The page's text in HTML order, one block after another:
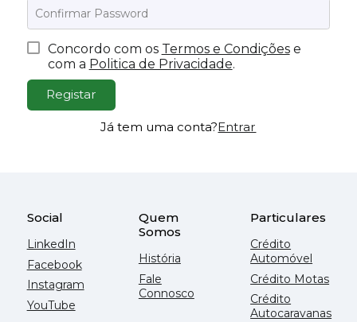
Concordo com os Termos e Condiçõese
com a Politica de Privacidade.
Já tem uma conta?Entrar
Social
LinkedIn
Facebook
Instagram
YouTube
Quem
Somos
História
Fale
Connosco
Particulares
Crédito
Automóvel
Crédito Motas
Crédito
Autocaravanas